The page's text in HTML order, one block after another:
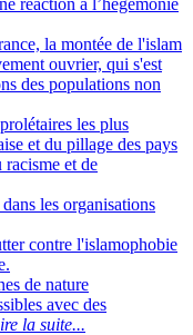
réaction à l’hégémonie
la montée de l'islam
ouvrier, qui s'est
des populations non
les plus
et du pillage des pays
et de
les organisations
contre l'islamophobie
de nature
avec des
la suite...